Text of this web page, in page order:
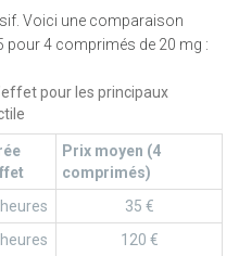
Voici une comparaison
pour 4 comprimés de 20 mg :
pour les principaux
Prix moyen (4
comprimés)
35 €
120 €